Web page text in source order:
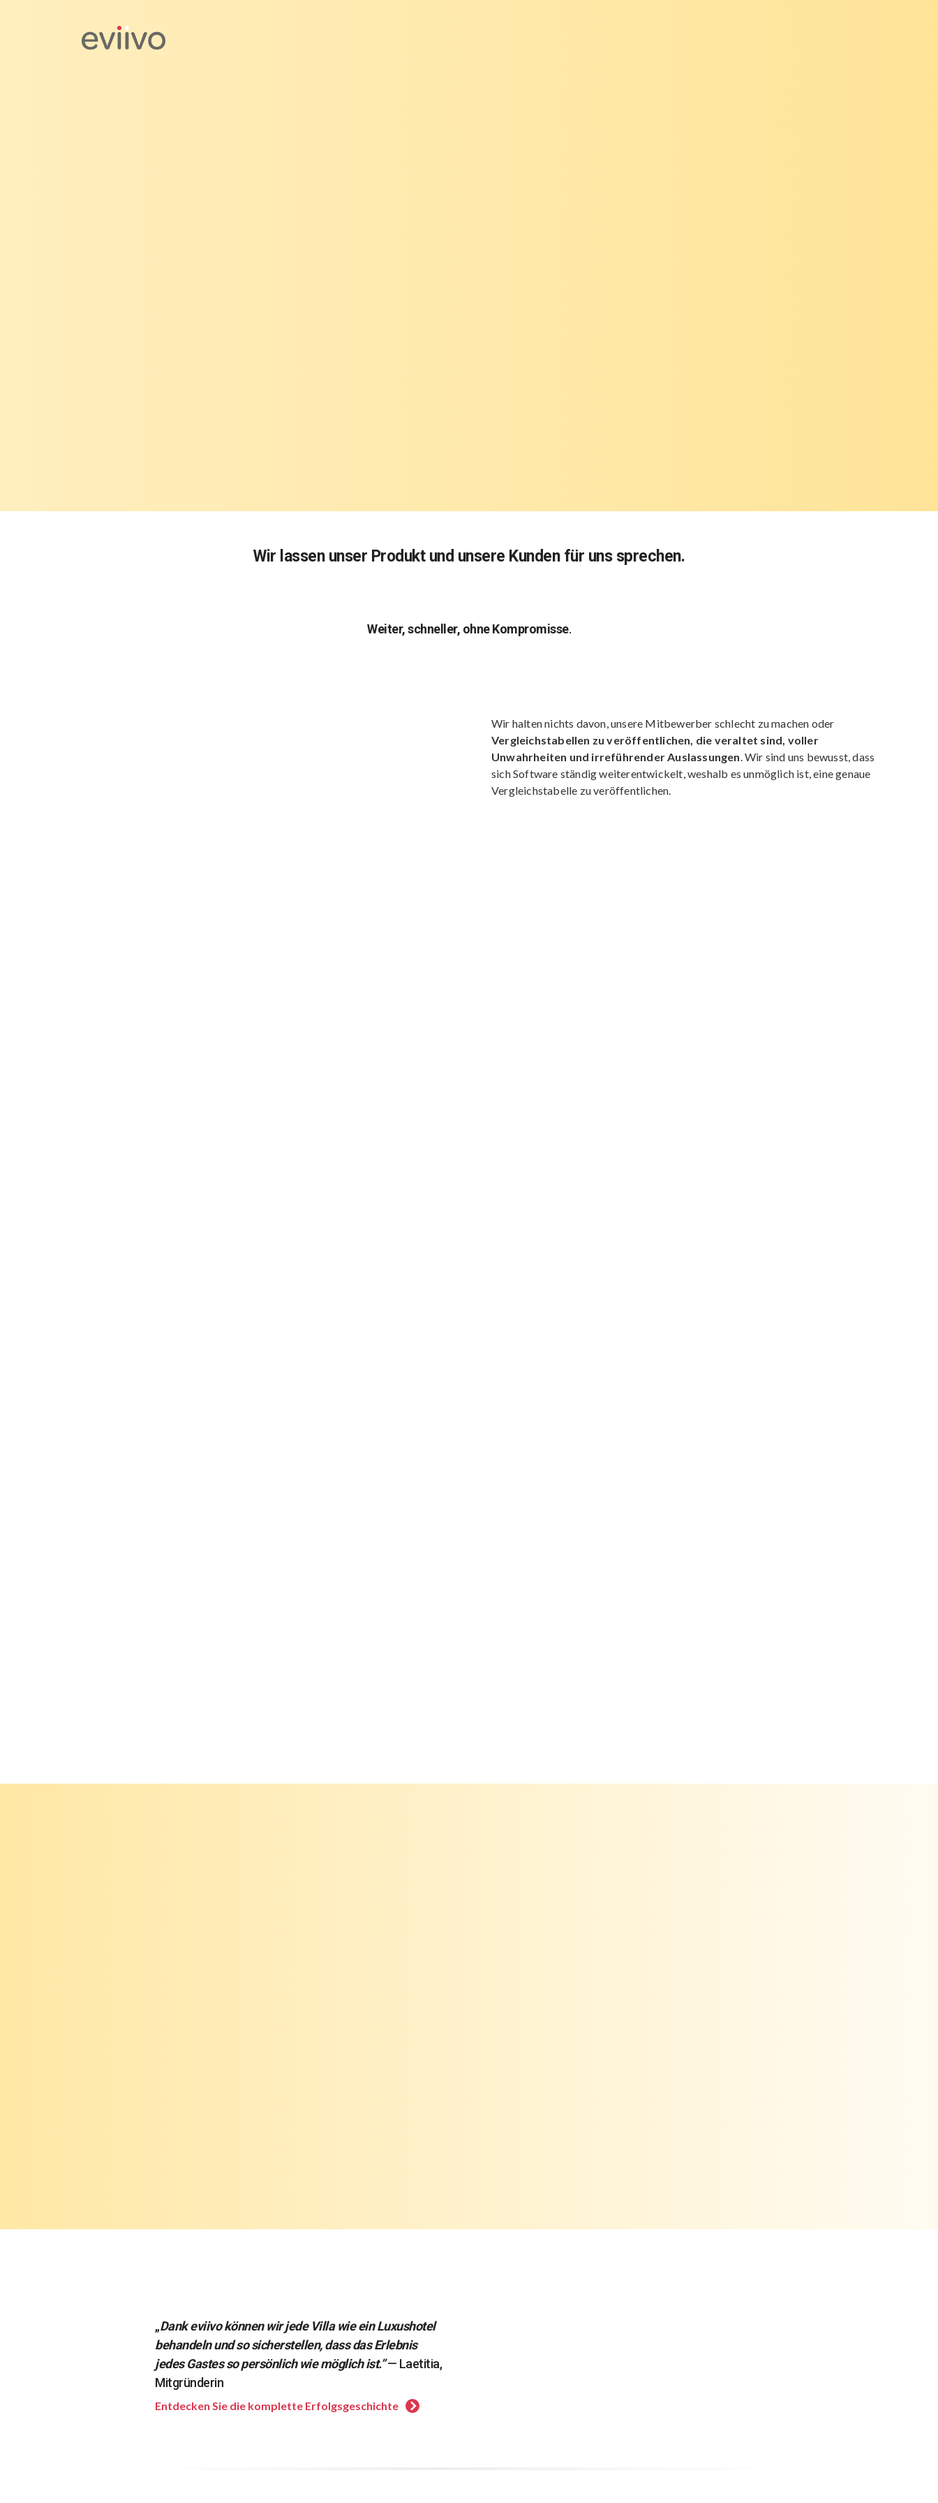
Wir lassen unser Produkt und unsere Kunden für uns sprechen.
Weiter, schneller, ohne Kompromisse.
Wir halten nichts davon, unsere Mitbewerber schlecht zu machen oder
Vergleichstabellen zu veröffentlichen, die veraltet sind, voller
Unwahrheiten und irreführender Auslassungen. Wir sind uns bewusst, dass
sich Software ständig weiterentwickelt, weshalb es unmöglich ist, eine genaue
Vergleichstabelle zu veröffentlichen.
„Dank eviivo können wir jede Villa wie ein Luxushotel
behandeln und so sicherstellen, dass das Erlebnis
jedes Gastes so persönlich wie möglich ist.”— Laetitia,
Mitgründerin
Entdecken Sie die komplette Erfolgsgeschichte